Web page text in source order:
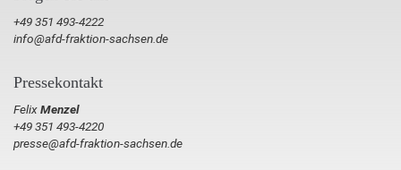
+49 351 493-4222
info@afd-fraktion-sachsen.de
Pressekontakt
FelixMenzel
+49 351 493-4220
presse@afd-fraktion-sachsen.de